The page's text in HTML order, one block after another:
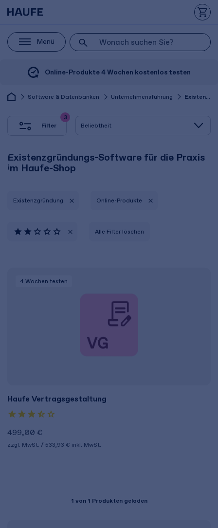
Menü
Online-Produkte 4 Wochen kostenlos testen
Software & Datenbanken Unternehmensführung Existenzgründung
Filter
3
Existenzgründungs-Software für die Praxis
im Haufe-Shop
Existenzgründung Online-Produkte
Alle Filter löschen
4 Wochen testen
Haufe Vertragsgestaltung
499,00 €
zzgl. MwSt. 533,93 € inkl. MwSt.
1 von 1 Produkten geladen